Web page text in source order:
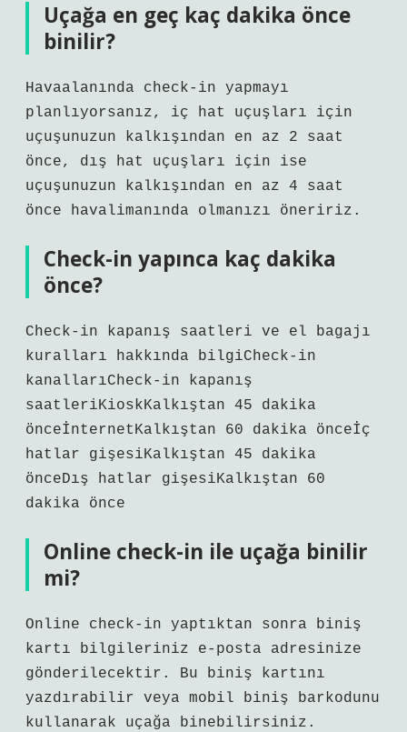
Uçağa en geç kaç dakika önce
binilir?
Havaalanında check-in yapmayı
planlıyorsanız, iç hat uçuşları için
uçuşunuzun kalkışından en az 2 saat
önce, dış hat uçuşları için ise
uçuşunuzun kalkışından en az 4 saat
önce havalimanında olmanızı öneririz.
Check-in yapınca kaç dakika
önce?
Check-in kapanış saatleri ve el bagajı
kuralları hakkında bilgiCheck-in
kanallarıCheck-in kapanış
saatleriKioskKalkıştan 45 dakika
önceİnternetKalkıştan 60 dakika önceİç
hatlar gişesiKalkıştan 45 dakika
önceDış hatlar gişesiKalkıştan 60
dakika önce
Online check-in ile uçağa binilir
mi?
Online check-in yaptıktan sonra biniş
kartı bilgileriniz e-posta adresinize
gönderilecektir. Bu biniş kartını
yazdırabilir veya mobil biniş barkodunu
kullanarak uçağa binebilirsiniz.